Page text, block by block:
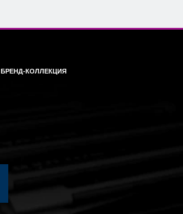
БРЕНД-КОЛЛЕКЦИЯ